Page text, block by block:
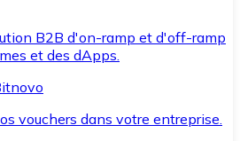
B2B d'on-ramp et d'off-ramp
et des dApps.
vouchers dans votre entreprise.